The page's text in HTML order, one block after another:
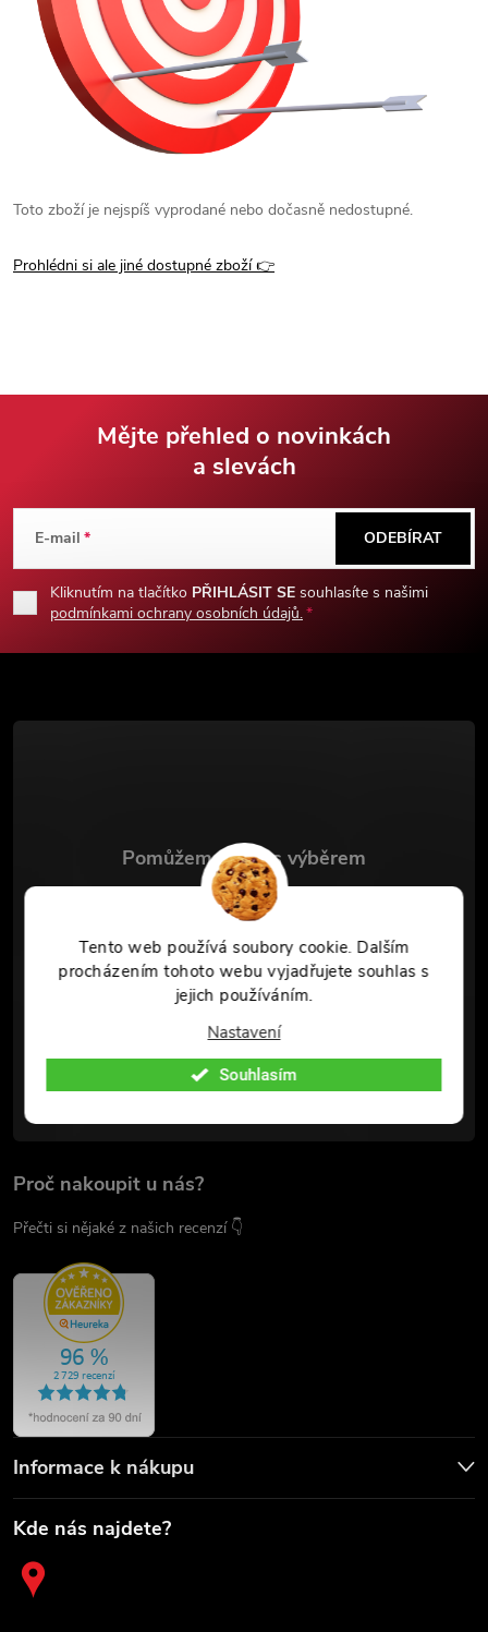
Tento web používá soubory cookie. Dalším
procházením tohoto webu vyjadřujete souhlas s
jejich používáním.
Nastavení
Souhlasím
Toto zboží je nejspíš vyprodané nebo dočasně nedostupné.
Prohlédni si ale jiné dostupné zboží 👉
p
a
Mějte přehled o novinkách
a slevách
E-mail
Kliknutím na tlačítko PŘIHLÁSIT SE souhlasíte s našimi
podmínkami ochrany osobních údajů.
ODEBÍRAT
@chladnezbrane.eu
+420 771 151 101
Facebook
@chladnezbrane.eu
Proč nakoupit u nás?
Přečti si nějaké z našich recenzí 👇
Informace k nákupu
Kde nás najdete?